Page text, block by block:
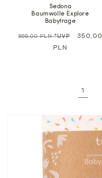
Sedona
Baumwolle Explore
Babytrage
Regulärer
869,00 PLN*UVP Sale
350,00
PLN
1